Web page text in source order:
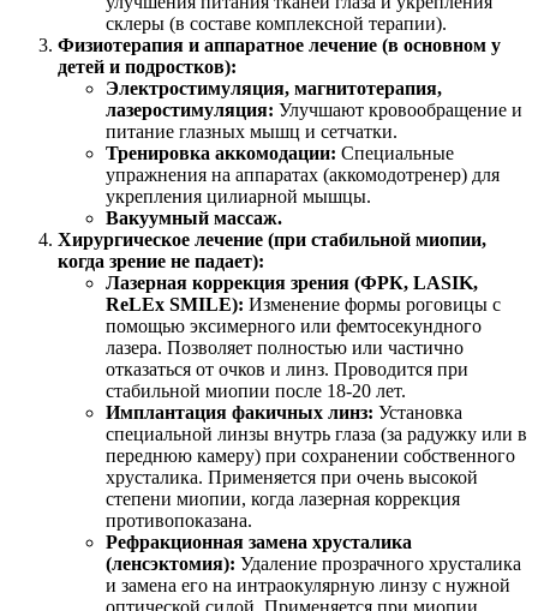
склеры (в составе комплексной терапии).
Физиотерапия и аппаратное лечение (в основном у
детей и подростков):
Электростимуляция, магнитотерапия,
лазеростимуляция: Улучшают кровообращение и
питание глазных мышц и сетчатки.
Тренировка аккомодации: Специальные
упражнения на аппаратах (аккомодотренер) для
укрепления цилиарной мышцы.
Вакуумный массаж.
Хирургическое лечение (при стабильной миопии,
когда зрение не падает):
Лазерная коррекция зрения (ФРК, LASIK,
ReLEx SMILE): Изменение формы роговицы с
помощью эксимерного или фемтосекундного
лазера. Позволяет полностью или частично
отказаться от очков и линз. Проводится при
стабильной миопии после 18-20 лет.
Имплантация факичных линз: Установка
специальной линзы внутрь глаза (за радужку или в
переднюю камеру) при сохранении собственного
хрусталика. Применяется при очень высокой
степени миопии, когда лазерная коррекция
противопоказана.
Рефракционная замена хрусталика
(ленсэктомия): Удаление прозрачного хрусталика
и замена его на интраокулярную линзу с нужной